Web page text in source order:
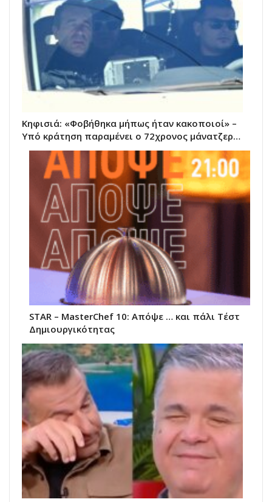
Κηφισιά: «Φοβήθηκα μήπως ήταν κακοποιοί» –
Υπό κράτηση παραμένει ο 72χρονος μάνατζερ…
STAR – ΜasterChef 10: Απόψε … και πάλι Τέστ
Δημιουργικότητας